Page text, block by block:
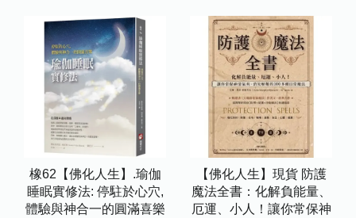
橡62【佛化人生】.瑜伽
睡眠實修法: 停駐於心穴,
體驗與神合一的圓滿喜樂
【佛化人生】現貨 防護
魔法全書：化解負能量、
厄運、小人！讓你常保神